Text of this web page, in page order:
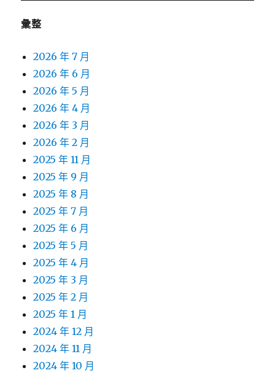
彙整
2026 年 7 月
2026 年 6 月
2026 年 5 月
2026 年 4 月
2026 年 3 月
2026 年 2 月
2025 年 11 月
2025 年 9 月
2025 年 8 月
2025 年 7 月
2025 年 6 月
2025 年 5 月
2025 年 4 月
2025 年 3 月
2025 年 2 月
2025 年 1 月
2024 年 12 月
2024 年 11 月
2024 年 10 月